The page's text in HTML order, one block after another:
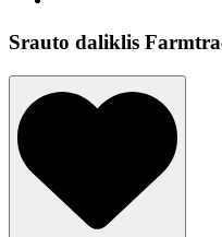
Srauto daliklis